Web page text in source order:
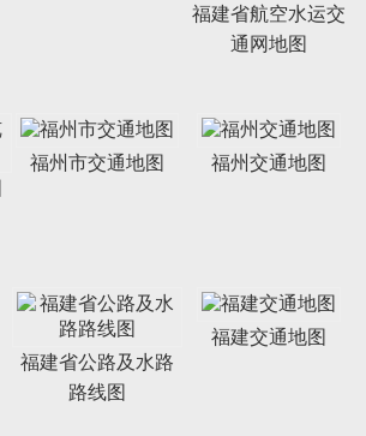
福建省航空水运交
通网地图
福州市交通地图 福州交通地图
福建省公路及水路
路线图
福建交通地图